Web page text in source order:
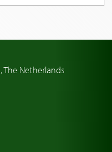
The Netherlands